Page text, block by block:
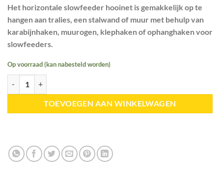
Het horizontale slowfeeder hooinet is gemakkelijk op te
hangen aan tralies, een stalwand of muur met behulp van
karabijnhaken, muurogen, klephaken of ophanghaken voor
slowfeeders.
Op voorraad (kan nabesteld worden)
TOEVOEGEN AAN WINKELWAGEN